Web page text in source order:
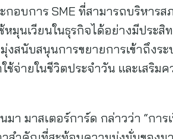
อบการ SME ที่สามารถบริหาร
หมุนเวียนในธุรกิจได้อย่างมีประ
สนับสนุนการขยายการเข้าถึงระ
ายในชีวิตประจำวัน และเสริมค
า มาสเตอร์การ์ด กล่าวว่า “การ